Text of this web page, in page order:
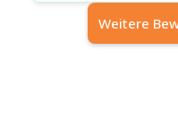
Weitere